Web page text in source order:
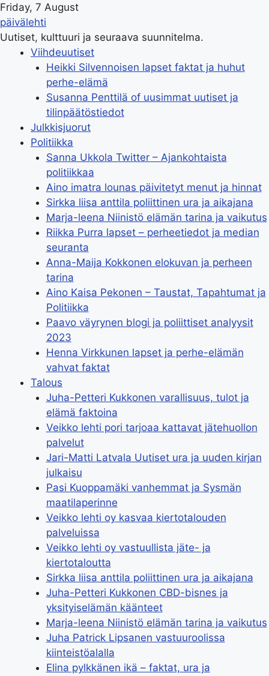
Friday, 7 August
päivälehti
Uutiset, kulttuuri ja seuraava suunnitelma.
Viihdeuutiset
Heikki Silvennoisen lapset faktat ja huhut
perhe-elämä
Susanna Penttilä of uusimmat uutiset ja
tilinpäätöstiedot
Julkkisjuorut
Politiikka
Sanna Ukkola Twitter – Ajankohtaista
politiikkaa
Aino imatra lounas päivitetyt menut ja hinnat
Sirkka liisa anttila poliittinen ura ja aikajana
Marja-leena Niinistö elämän tarina ja vaikutus
Riikka Purra lapset – perheetiedot ja median
seuranta
Anna-Maija Kokkonen elokuvan ja perheen
tarina
Aino Kaisa Pekonen – Taustat, Tapahtumat ja
Politiikka
Paavo väyrynen blogi ja poliittiset analyysit
2023
Henna Virkkunen lapset ja perhe-elämän
vahvat faktat
Talous
Juha-Petteri Kukkonen varallisuus, tulot ja
elämä faktoina
Veikko lehti pori tarjoaa kattavat jätehuollon
palvelut
Jari-Matti Latvala Uutiset ura ja uuden kirjan
julkaisu
Pasi Kuoppamäki vanhemmat ja Sysmän
maatilaperinne
Veikko lehti oy kasvaa kiertotalouden
palveluissa
Veikko lehti oy vastuullista jäte- ja
kiertotaloutta
Sirkka liisa anttila poliittinen ura ja aikajana
Juha-Petteri Kukkonen CBD-bisnes ja
yksityiselämän käänteet
Marja-leena Niinistö elämän tarina ja vaikutus
Juha Patrick Lipsanen vastuuroolissa
kiinteistöalalla
Elina pylkkänen ikä – faktat, ura ja